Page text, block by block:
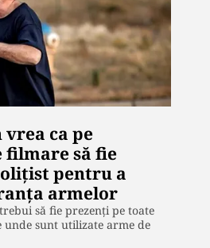
ca pe
să fie
pentru a
armelor
să fie prezenţi pe toate
sunt utilizate arme de